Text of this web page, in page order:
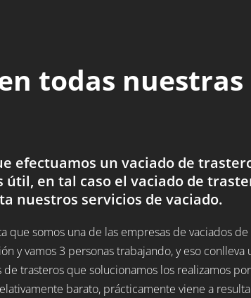
todas
efectuamos un vaciado de
útil, en tal caso el vaciado de
nuestros servicios de vaciado.
que somos una de las empresas de vaciados
y vamos 3 personas trabajando, y eso
de trasteros que solucionamos los realizamos
barato, prácticamente viene a